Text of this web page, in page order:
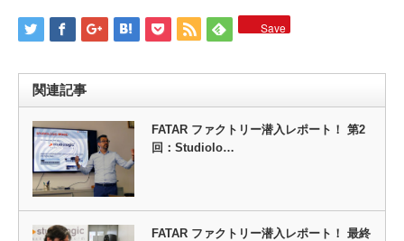
Save
関連記事
FATAR ファクトリー潜入レポート！ 第2
回：Studiolo…
FATAR ファクトリー潜入レポート！ 最終